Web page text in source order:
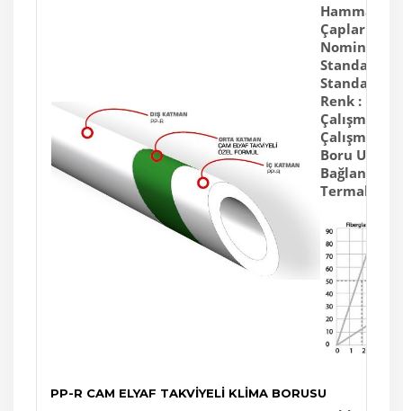
Hammadde
Çaplar :
Nominal
Standart
Standart :
Renk :
Çalışma
Çalışma &
Boru
Bağlantı :
Termal
PP-R CAM ELYAF TAKVİYELİ KLİMA BORUSU